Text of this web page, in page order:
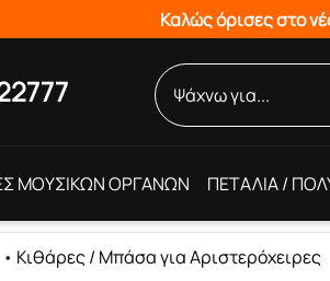
Καλώς όρισες στο
ΜΟΥΣΙΚΩΝ ΟΡΓΑΝΩΝ ΠΕΤΑΛΙΑ /
• Κιθάρες / Μπάσα για Αριστερόχειρες